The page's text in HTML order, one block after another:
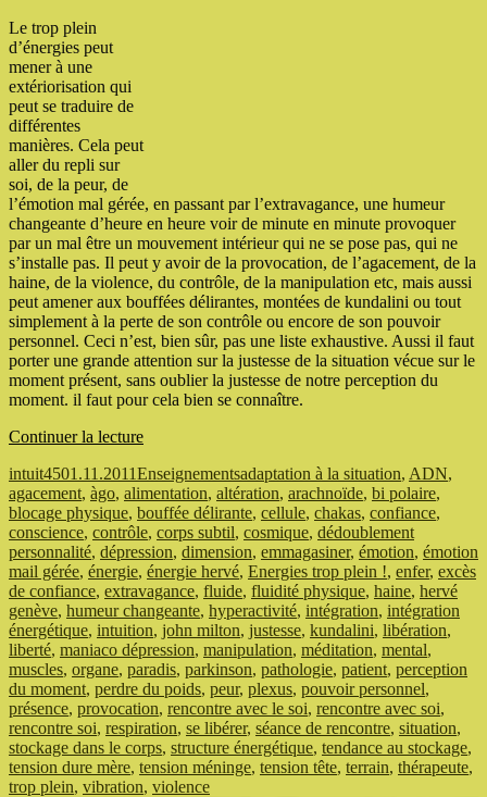
Le trop plein
d’énergies peut
mener à une
extériorisation qui
peut se traduire de
différentes
manières. Cela peut
aller du repli sur
soi, de la peur, de
l’émotion mal gérée, en passant par l’extravagance, une humeur
changeante d’heure en heure voir de minute en minute provoquer
par un mal être un mouvement intérieur qui ne se pose pas, qui ne
s’installe pas. Il peut y avoir de la provocation, de l’agacement, de la
haine, de la violence, du contrôle, de la manipulation etc, mais aussi
peut amener aux bouffées délirantes, montées de kundalini ou tout
simplement à la perte de son contrôle ou encore de son pouvoir
personnel. Ceci n’est, bien sûr, pas une liste exhaustive. Aussi il faut
porter une grande attention sur la justesse de la situation vécue sur le
moment présent, sans oublier la justesse de notre perception du
moment. il faut pour cela bien se connaître.
Continuer la lecturede
trop
plein
! »
Auteur
intuit45Publié
le
01.11.2011Catégories
EnseignementsÉtiquettes
adaptation à la situation, ADN,
agacement, àgo, alimentation, altération, arachnoïde, bi polaire,
blocage physique, bouffée délirante, cellule, chakas, confiance,
conscience, contrôle, corps subtil, cosmique, dédoublement
personnalité, dépression, dimension, emmagasiner, émotion, émotion
mail gérée, énergie, énergie hervé, Energies trop plein !, enfer, excès
de confiance, extravagance, fluide, fluidité physique, haine, hervé
genève, humeur changeante, hyperactivité, intégration, intégration
énergétique, intuition, john milton, justesse, kundalini, libération,
liberté, maniaco dépression, manipulation, méditation, mental,
muscles, organe, paradis, parkinson, pathologie, patient, perception
du moment, perdre du poids, peur, plexus, pouvoir personnel,
présence, provocation, rencontre avec le soi, rencontre avec soi,
rencontre soi, respiration, se libérer, séance de rencontre, situation,
stockage dans le corps, structure énergétique, tendance au stockage,
tension dure mère, tension méninge, tension tête, terrain, thérapeute,
trop plein, vibration, violence